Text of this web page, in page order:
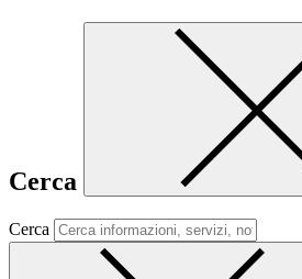
Cerca
Cerca